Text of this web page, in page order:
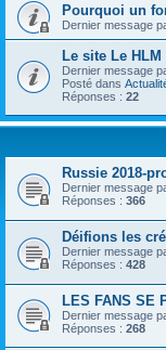
Pourquoi un
Dernier message
Le site Le
Dernier message
Posté dans
Réponses : 22
Russie 2018-
Dernier message
Réponses : 366
Déifions les
Dernier message
Réponses : 428
LES FANS SE
Dernier message
Réponses : 268